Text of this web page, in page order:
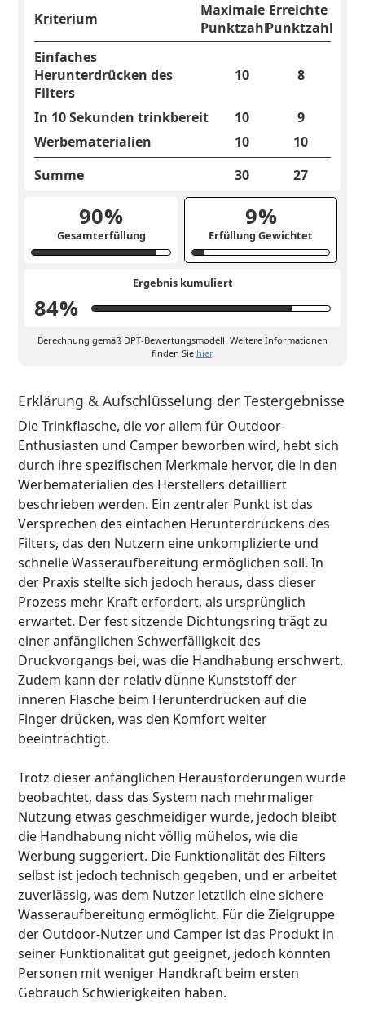
Kriterium
Maximale
Punktzahl
Erreichte
Punktzahl
Einfaches
Herunterdrücken des
Filters
10 8
In 10 Sekunden trinkbereit 10
9
Werbematerialien
10
10
Summe
30 27
90%
Gesamterfüllung
9%
Erfüllung Gewichtet
Ergebnis kumuliert
84%
Berechnung gemäß DPT-Bewertungsmodell. Weitere Informationen
finden Sie hier.
Erklärung & Aufschlüsselung der Testergebnisse
Die Trinkflasche, die vor allem für Outdoor-
Enthusiasten und Camper beworben wird, hebt sich
durch ihre spezifischen Merkmale hervor, die in den
Werbematerialien des Herstellers detailliert
beschrieben werden. Ein zentraler Punkt ist das
Versprechen des einfachen Herunterdrückens des
Filters, das den Nutzern eine unkomplizierte und
schnelle Wasseraufbereitung ermöglichen soll. In
der Praxis stellte sich jedoch heraus, dass dieser
Prozess mehr Kraft erfordert, als ursprünglich
erwartet. Der fest sitzende Dichtungsring trägt zu
einer anfänglichen Schwerfälligkeit des
Druckvorgangs bei, was die Handhabung erschwert.
Zudem kann der relativ dünne Kunststoff der
inneren Flasche beim Herunterdrücken auf die
Finger drücken, was den Komfort weiter
beeinträchtigt.
Trotz dieser anfänglichen Herausforderungen wurde
beobachtet, dass das System nach mehrmaliger
Nutzung etwas geschmeidiger wurde, jedoch bleibt
die Handhabung nicht völlig mühelos, wie die
Werbung suggeriert. Die Funktionalität des Filters
selbst ist jedoch technisch gegeben, und er arbeitet
zuverlässig, was dem Nutzer letztlich eine sichere
Wasseraufbereitung ermöglicht. Für die Zielgruppe
der Outdoor-Nutzer und Camper ist das Produkt in
seiner Funktionalität gut geeignet, jedoch könnten
Personen mit weniger Handkraft beim ersten
Gebrauch Schwierigkeiten haben.